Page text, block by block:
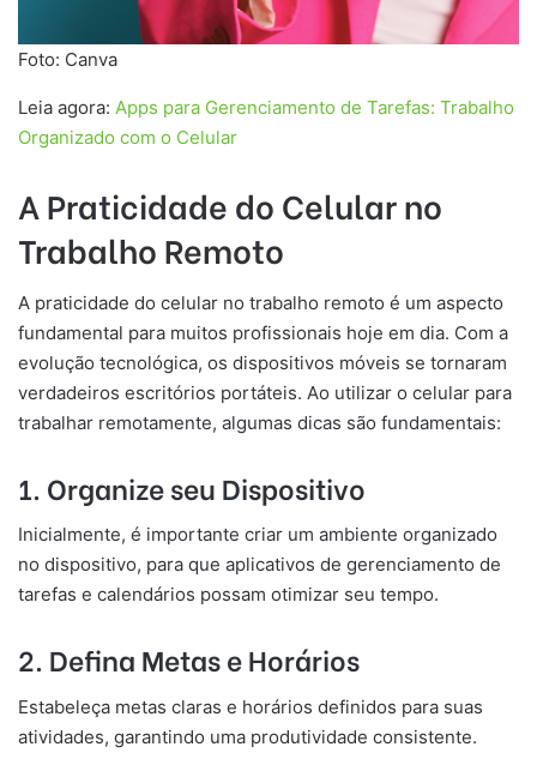
Foto: Canva
Leia agora: Apps para Gerenciamento de Tarefas: Trabalho
Organizado com o Celular
A Praticidade do Celular no
Trabalho Remoto
A praticidade do celular no trabalho remoto é um aspecto
fundamental para muitos profissionais hoje em dia. Com a
evolução tecnológica, os dispositivos móveis se tornaram
verdadeiros escritórios portáteis. Ao utilizar o celular para
trabalhar remotamente, algumas dicas são fundamentais:
1. Organize seu Dispositivo
Inicialmente, é importante criar um ambiente organizado
no dispositivo, para que aplicativos de gerenciamento de
tarefas e calendários possam otimizar seu tempo.
2. Defina Metas e Horários
Estabeleça metas claras e horários definidos para suas
atividades, garantindo uma produtividade consistente.